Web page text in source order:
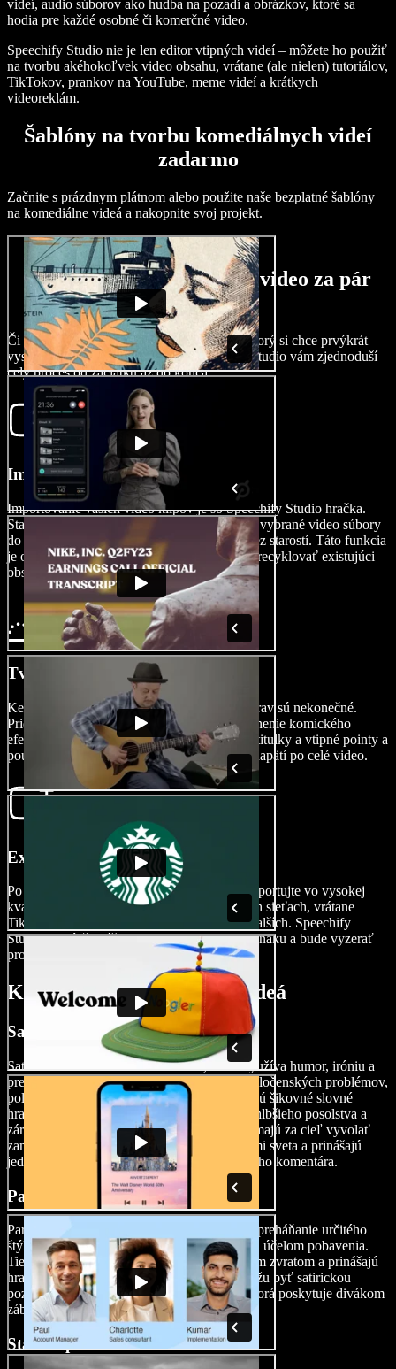
videí, audio súborov ako hudba na pozadí a obrázkov, ktoré sa
hodia pre každé osobné či komerčné video.
Speechify Studio nie je len editor vtipných videí – môžete ho použiť
na tvorbu akéhokoľvek video obsahu, vrátane (ale nielen) tutoriálov,
TikTokov, prankov na YouTube, meme videí a krátkych
videoreklám.
Šablóny na tvorbu komediálnych videí
zadarmo
Začnite s prázdnym plátnom alebo použite naše bezplatné šablóny
na komediálne videá a nakopnite svoj projekt.
Ako vytvoriť komediálne video za pár
minút
Či už ste skúsený editor alebo začiatočník, ktorý si chce prvýkrát
vyskúšať tvorbu vtipného videa, Speechify Studio vám zjednoduší
celý proces od začiatku až do konca.
Importujte svoje video
Importovanie vašich video klipov je so Speechify Studio hračka.
Stačí kliknúť na Obrázky/Videá a pretiahnuť vybrané video súbory
do editora – celé to prebieha jednoducho a bez starostí. Táto funkcia
je obzvlášť pohodlná pre tvorcov, ktorí chcú recyklovať existujúci
obsah alebo vytvoriť zostrih.
Tvorba vášho komediálneho videa
Keď máte video klipy v editore, možnosti úprav sú nekonečné.
Pridajte prekrytia, nálepky a emoji na zvýraznenie komického
efektu. Experimentujte s rôznymi fontmi pre titulky a vtipné pointy a
použite prechody, aby ste divákov udržali v napätí po celé video.
Exportujte svoje komediálne video
Po doladení vášho majstrovského diela ho exportujte vo vysokej
kvalite, pripravené na zdieľanie na sociálnych sieťach, vrátane
TikTok, Instagram, YouTube, WhatsApp a ďalších. Speechify
Studio zaistí, že váš obsah zostane bez vodoznaku a bude vyzerať
profesionálne a uhladene.
Kedy použiť komediálne videá
Satirické videá
Satirické videá sú forma komentára, ktorá využíva humor, iróniu a
preháňanie na zosmiešnenie alebo kritiku spoločenských problémov,
politiky či kultúrnych noriem. Často využívajú šikovné slovné
hračky a vizuálne gagy na sprostredkovanie hlbšieho posolstva a
zároveň zabávajú publikum. Satirické videá majú za cieľ vyvolať
zamyslenie nad absurdnosťou a protirečeniami sveta a prinášajú
jedinečnú kombináciu humoru a spoločenského komentára.
Parodické videá
Parodické videá zahŕňajú napodobňovanie a preháňanie určitého
štýlu, žánru alebo konkrétneho diela, často za účelom pobavenia.
Tieto videá imitujú originálny obsah s vtipným zvratom a prinášajú
hravé spracovanie známych tém. Paródie môžu byť satirickou
poznámkou alebo odľahčenou štylizáciou, ktorá poskytuje divákom
zábavný pohľad na známe kultúrne odkazy.
Stand-up komediálne videá